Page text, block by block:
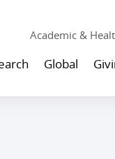
Academic &
Global